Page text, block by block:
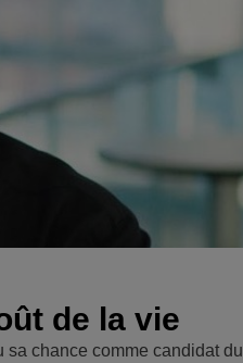
de la vie
sa chance comme candidat du